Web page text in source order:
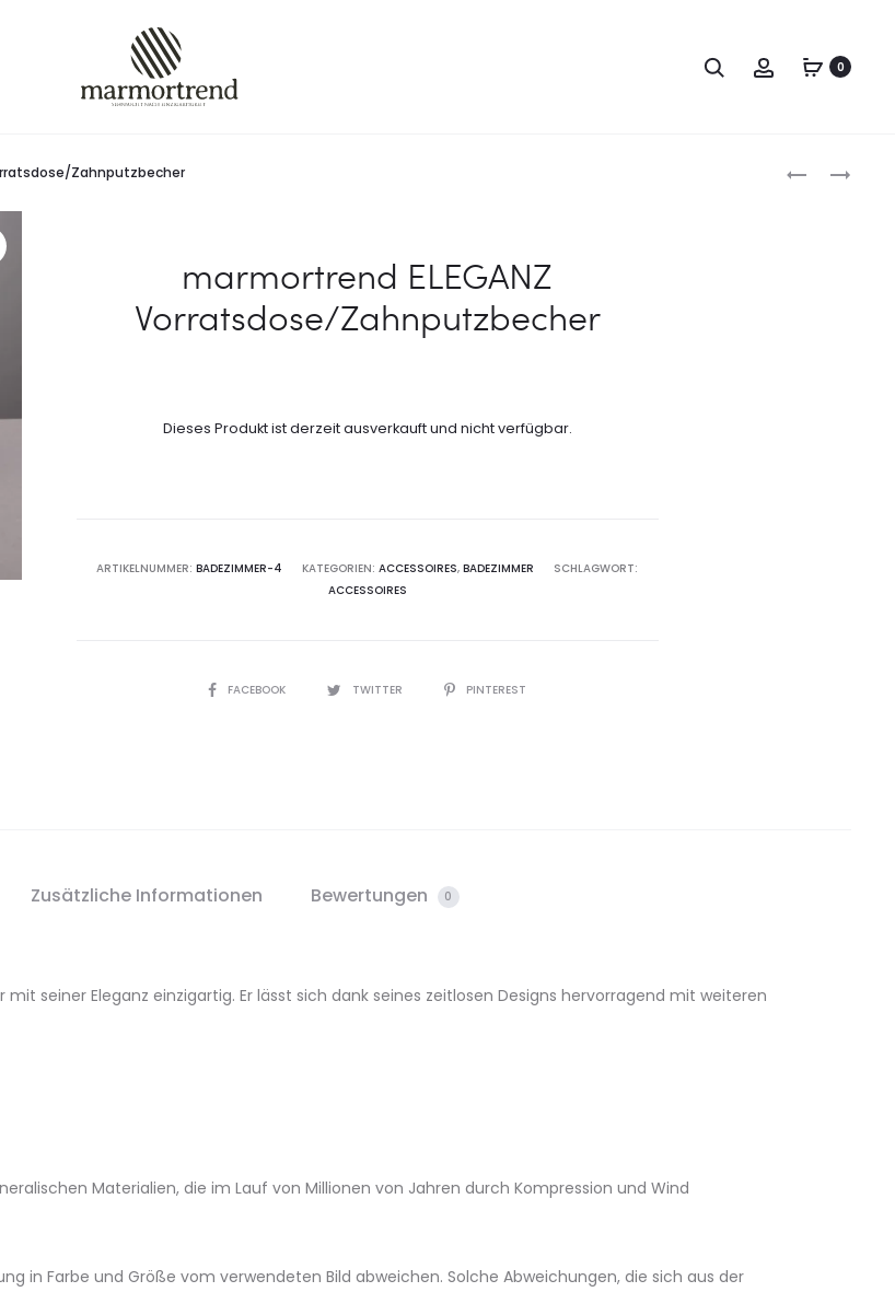
0
Zahnputzbecher
marmortrend ELEGANZ
Vorratsdose/Zahnputzbecher
Dieses Produkt ist derzeit ausverkauft und nicht verfügbar.
ARTIKELNUMMER:BADEZIMMER-4 KATEGORIEN:ACCESSOIRES,BADEZIMMER
SCHLAGWORT:
ACCESSOIRES
SHAREFACEBOOK TWITTER PINTEREST
Zusätzliche Informationen Bewertungen 0
seiner Eleganz einzigartig. Er lässt sich dank seines zeitlosen Designs hervorragend mit weiteren
Materialien, die im Lauf von Millionen von Jahren durch Kompression und Wind
in Farbe und Größe vom verwendeten Bild abweichen. Solche Abweichungen, die sich aus der